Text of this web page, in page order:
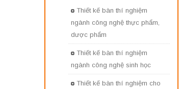
Thiết kế bàn thí nghiệm
ngành công nghệ thực phẩm,
dược phẩm
Thiết kế bàn thí nghiệm
ngành công nghệ sinh học
Thiết kế bàn thí nghiệm cho